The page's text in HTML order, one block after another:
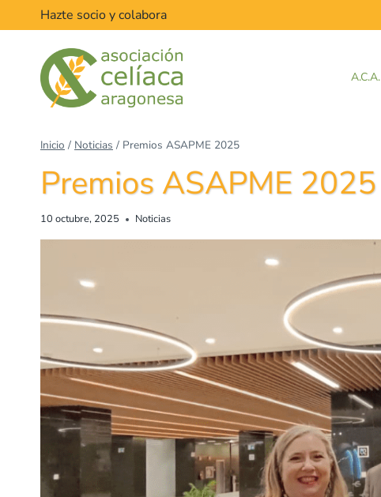
al
Hazte socio y colabora
A.C.A.
Inicio / Noticias / Premios ASAPME 2025
Premios ASAPME 2025
10 octubre, 2025 Noticias